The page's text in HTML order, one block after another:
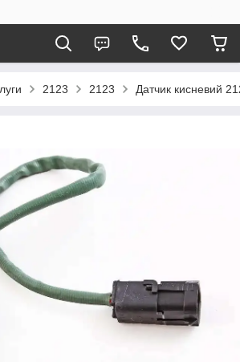
2123 2123 Датчик кисневий